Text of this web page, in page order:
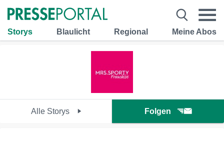
Storys Blaulicht Regional Meine Abos
Alle Storys Folgen